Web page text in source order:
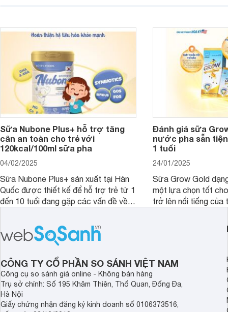
người lớn, giúp giải quyết tình trạng rối
loạn tiêu hóa, hấp thu dễ dàng hơn.
dưỡng toàn diện
Sữa Nubone Plus+ hỗ trợ tăng
cân an toàn cho trẻ với
120kcal/100ml sữa pha
04/02/2025
Sữa Nubone Plus+ sản xuất tại Hàn
Quốc được thiết kế để hỗ trợ trẻ từ 1
đến 10 tuổi đang gặp các vấn đề về
dinh dưỡng. Sản phẩm đến từ thương
hiệu Lotte đứng số 1 Hàn Quốc, với
mức giá thành ổn phù hợp với người
dùng Việt.
Đánh giá sữa
nước pha sẵn
1 tuổi
24/01/2025
Sữa Grow Gold
một lựa chọn tốt
trở lên nổi tiếng của
Malaysia. Với thành
đầy đủ và hương vị
thể chất mà còn hỗ
giác.
CÔNG TY CỔ PHẦN SO SÁNH VIỆT NAM
Công cụ so sánh giá online - Không bán hàng
Trụ sở chính: Số 195 Khâm Thiên, Thổ Quan, Đống Đa,
Hà Nội
Giấy chứng nhận đăng ký kinh doanh số 0106373516,